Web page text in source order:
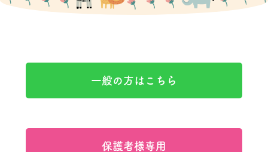
一般の方はこちら
保護者様専用